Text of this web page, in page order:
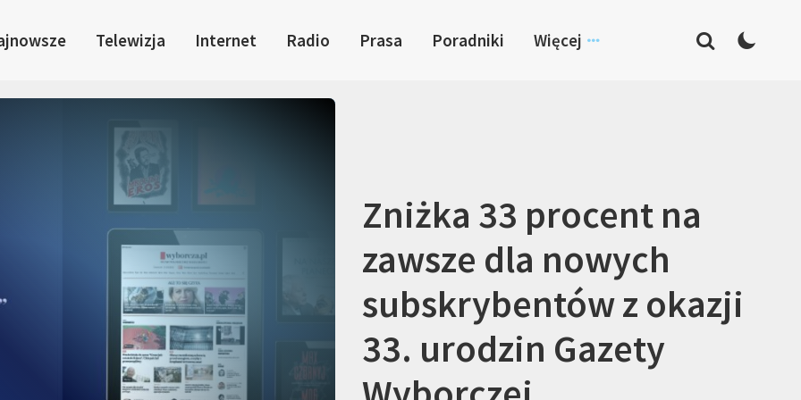
Telewizja Internet Radio Prasa Poradniki Więcej
Zniżka 33 procent na
zawsze dla nowych
subskrybentów z okazji
33. urodzin Gazety